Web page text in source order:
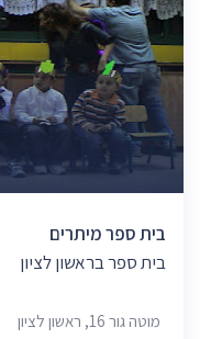
בית ספר מיתרים
בית ספר בראשון לציון
מוטה גור 16, ראשון לציון